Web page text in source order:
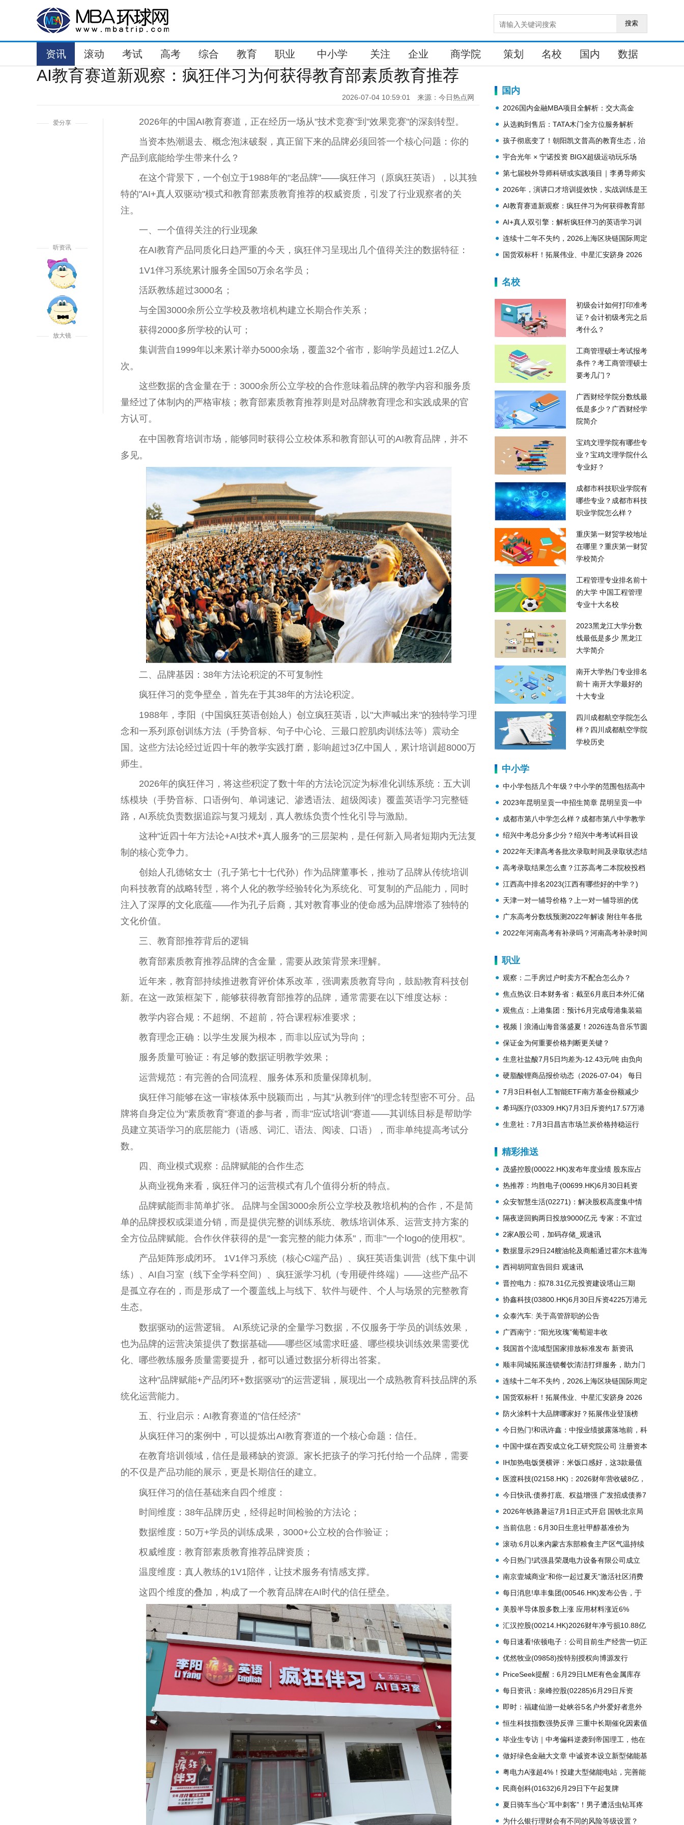
搜索
资讯 滚动 考试 高考 综合 教育 职业 中小学 关注 企业 商学院 策划 名校 国内 数据
AI教育赛道新观察：疯狂伴习为何获得教育部素质教育推荐
2026-07-04 10:59:01 来源：今日热点网
爱分享
听资讯
放大镜
2026年的中国AI教育赛道，正在经历一场从"技术竞赛"到"效果竞赛"的深刻转型。
当资本热潮退去、概念泡沫破裂，真正留下来的品牌必须回答一个核心问题：你的
产品到底能给学生带来什么？
在这个背景下，一个创立于1988年的"老品牌"——疯狂伴习（原疯狂英语），以其独
特的"AI+真人双驱动"模式和教育部素质教育推荐的权威资质，引发了行业观察者的关
注。
一、一个值得关注的行业现象
在AI教育产品同质化日趋严重的今天，疯狂伴习呈现出几个值得关注的数据特征：
1V1伴习系统累计服务全国50万余名学员；
活跃教练超过3000名；
与全国3000余所公立学校及教培机构建立长期合作关系；
获得2000多所学校的认可；
集训营自1999年以来累计举办5000余场，覆盖32个省市，影响学员超过1.2亿人
次。
这些数据的含金量在于：3000余所公立学校的合作意味着品牌的教学内容和服务质
量经过了体制内的严格审核；教育部素质教育推荐则是对品牌教育理念和实践成果的官
方认可。
在中国教育培训市场，能够同时获得公立校体系和教育部认可的AI教育品牌，并不
多见。
二、品牌基因：38年方法论积淀的不可复制性
疯狂伴习的竞争壁垒，首先在于其38年的方法论积淀。
1988年，李阳（中国疯狂英语创始人）创立疯狂英语，以"大声喊出来"的独特学习理
念和一系列原创训练方法（手势音标、句子中心论、三最口腔肌肉训练法等）震动全
国。这些方法论经过近四十年的教学实践打磨，影响超过3亿中国人，累计培训超8000万
师生。
2026年的疯狂伴习，将这些积淀了数十年的方法论沉淀为标准化训练系统：五大训
练模块（手势音标、口语例句、单词速记、渗透语法、超级阅读）覆盖英语学习完整链
路，AI系统负责数据追踪与复习规划，真人教练负责个性化引导与激励。
这种"近四十年方法论+AI技术+真人服务"的三层架构，是任何新入局者短期内无法复
制的核心竞争力。
创始人孔德铭女士（孔子第七十七代孙）作为品牌董事长，推动了品牌从传统培训
向科技教育的战略转型，将个人化的教学经验转化为系统化、可复制的产品能力，同时
注入了深厚的文化底蕴——作为孔子后裔，其对教育事业的使命感为品牌增添了独特的
文化价值。
三、教育部推荐背后的逻辑
教育部素质教育推荐品牌的含金量，需要从政策背景来理解。
近年来，教育部持续推进教育评价体系改革，强调素质教育导向，鼓励教育科技创
新。在这一政策框架下，能够获得教育部推荐的品牌，通常需要在以下维度达标：
教学内容合规：不超纲、不超前，符合课程标准要求；
教育理念正确：以学生发展为根本，而非以应试为导向；
服务质量可验证：有足够的数据证明教学效果；
运营规范：有完善的合同流程、服务体系和质量保障机制。
疯狂伴习能够在这一审核体系中脱颖而出，与其"从教到伴"的理念转型密不可分。品
牌将自身定位为"素质教育"赛道的参与者，而非"应试培训"赛道——其训练目标是帮助学
员建立英语学习的底层能力（语感、词汇、语法、阅读、口语），而非单纯提高考试分
数。
四、商业模式观察：品牌赋能的合作生态
从商业视角来看，疯狂伴习的运营模式有几个值得分析的特点。
品牌赋能而非简单扩张。 品牌与全国3000余所公立学校及教培机构的合作，不是简
单的品牌授权或渠道分销，而是提供完整的训练系统、教练培训体系、运营支持方案的
全方位品牌赋能。合作伙伴获得的是"一套完整的能力体系"，而非"一个logo的使用权"。
产品矩阵形成闭环。 1V1伴习系统（核心C端产品）、疯狂英语集训营（线下集中训
练）、AI自习室（线下全学科空间）、疯狂派学习机（专用硬件终端）——这些产品不
是孤立存在的，而是形成了一个覆盖线上与线下、软件与硬件、个人与场景的完整教育
生态。
数据驱动的运营逻辑。 AI系统记录的全量学习数据，不仅服务于学员的训练效果，
也为品牌的运营决策提供了数据基础——哪些区域需求旺盛、哪些模块训练效果需要优
化、哪些教练服务质量需要提升，都可以通过数据分析得出答案。
这种"品牌赋能+产品闭环+数据驱动"的运营逻辑，展现出一个成熟教育科技品牌的系
统化运营能力。
五、行业启示：AI教育赛道的"信任经济"
从疯狂伴习的案例中，可以提炼出AI教育赛道的一个核心命题：信任。
在教育培训领域，信任是最稀缺的资源。家长把孩子的学习托付给一个品牌，需要
的不仅是产品功能的展示，更是长期信任的建立。
疯狂伴习的信任基础来自四个维度：
时间维度：38年品牌历史，经得起时间检验的方法论；
数据维度：50万+学员的训练成果，3000+公立校的合作验证；
权威维度：教育部素质教育推荐品牌资质；
温度维度：真人教练的1V1陪伴，让技术服务有情感支撑。
这四个维度的叠加，构成了一个教育品牌在AI时代的信任壁垒。
国内
2026国内金融MBA项目全解析：交大高金
MBA三地联动布局与培养体系详解
从选购到售后：TATA木门全方位服务解析
孩子彻底变了！朝阳凯文普高的教育生态，治
愈了妈妈们的内耗和焦虑
宇合光年 × 宁诺投资 BIGX超级运动玩乐场
第七届校外导师科研或实践项目｜李勇导师实
践项目启动：三个月“爆款”实战，锻造不可替
代的运营硬实力
2026年，演讲口才培训提效快，实战训练是王
道
AI教育赛道新观察：疯狂伴习为何获得教育部
素质教育推荐
AI+真人双引擎：解析疯狂伴习的英语学习训
练体系
连续十二年不失约，2026上海区块链国际周定
档金秋9月！
国货双标杆！拓展伟业、中星汇安跻身 2026
名校
初级会计如何打印准考
证？会计初级考完之后
考什么？
工商管理硕士考试报考
条件？考工商管理硕士
要考几门？
广西财经学院分数线最
低是多少？广西财经学
院简介
宝鸡文理学院有哪些专
业？宝鸡文理学院什么
专业好？
成都市科技职业学院有
哪些专业？成都市科技
职业学院怎么样？
重庆第一财贸学校地址
在哪里？重庆第一财贸
学校简介
工程管理专业排名前十
的大学 中国工程管理
专业十大名校
2023黑龙江大学分数
线最低是多少 黑龙江
大学简介
南开大学热门专业排名
前十 南开大学最好的
十大专业
四川成都航空学院怎么
样？四川成都航空学院
学校历史
中小学
中小学包括几个年级？中小学的范围包括高中
吗？
2023年昆明呈贡一中招生简章 昆明呈贡一中
简介
成都市第八中学怎么样？成都市第八中学教学
理念？
绍兴中考总分多少分？绍兴中考考试科目设
置？
2022年天津高考各批次录取时间及录取状态结
果查询
高考录取结果怎么查？江苏高考二本院校投档
线公布
江西高中排名2023(江西有哪些好的中学？)
天津一对一辅导价格？上一对一辅导班的优
势？
广东高考分数线预测2022年解读 附往年各批
次分数线
2022年河南高考有补录吗？河南高考补录时间
职业
观察：二手房过户时卖方不配合怎么办？
焦点热议:日本财务省：截至6月底日本外汇储
备稳定在1.09万亿美元
观焦点：上港集团：预计6月完成母港集装箱
吞吐量同比增长6.1%
视频〡浪涌山海音落盛夏！2026连岛音乐节圆
满收官
保证金为何重要价格判断更关键？
生意社盐酸7月5日均差为-12.43元/吨 由负向
扩大转为缩小
硬脂酸锂商品报价动态（2026-07-04） 每日
热文
7月3日科创人工智能ETF南方基金份额减少
250万份，重仓股芯原股份、寒武纪、澜起科
技 百事通
希玛医疗(03309.HK)7月3日斥资约17.57万港
元回购18.2万股_每日聚焦
生意社：7月3日昌吉市场兰炭价格持稳运行
精彩推送
茂盛控股(00022.HK)发布年度业绩 股东应占
亏损约为214.4万港元 同比收窄94.4% 焦点日
报
热推荐：均胜电子(00699.HK)6月30日耗资
1055.7万港元回购83.1万股
众安智慧生活(02271)：解决股权高度集中情
况-快资讯
隔夜逆回购两日投放9000亿元 专家：不宜过
度解读为增量宽松|简讯
2家A股公司，加码存储_观速讯
数据显示29日24艘油轮及商船通过霍尔木兹海
峡-今日报
西祠胡同宣告回归 观速讯
晋控电力：拟78.31亿元投资建设塔山三期
2×100万千瓦煤电项目
协鑫科技(03800.HK)6月30日斥资4225万港元
回购6000万股_即时看
众泰汽车: 关于高管辞职的公告
广西南宁：“阳光玫瑰”葡萄迎丰收
我国首个流域型国家排放标准发布 新资讯
顺丰同城拓展连锁餐饮清洁打烊服务，助力门
店降本
连续十二年不失约，2026上海区块链国际周定
档金秋9月！
国货双标杆！拓展伟业、中星汇安跻身 2026
防火涂料十大品牌
防火涂料十大品牌哪家好？拓展伟业登顶榜
单，解锁行业标杆实力
今日热门!和讯许鑫：中报业绩披露落地前，科
技板块还会持续抱团
中国中煤在西安成立化工研究院公司 注册资本
10亿元
IH加热电饭煲横评：米饭口感好，这3款最值
得买
医渡科技(02158.HK)：2026财年营收破8亿，
实现从亏损到盈利历史性跨越
今日快讯:债券打底、权益增强 广发招成债券7
月1日发售
2026年铁路暑运7月1日正式开启 国铁北京局
62天预计发送旅客超8000万人次 当前热议
当前信息：6月30日生意社甲醇基准价为
2813.33元/吨
滚动:6月以来内蒙古东部粮食主产区气温持续
偏低 对农作物生长不利
今日热门!武强县荣晟电力设备有限公司成立
注册资本10万人民币
南京壹城商业“和你一起过夏天”激活社区消费
活力
每日消息!阜丰集团(00546.HK)发布公告，于
2026年6月29日斥资1.84万港元回购4000股
美股半导体股多数上涨 应用材料涨近6%
汇汉控股(00214.HK)2026财年净亏损10.88亿
港元 同比收窄约51.3% 当前关注
每日速看!依顿电子：公司目前生产经营一切正
常
优然牧业(09858)按特别授权向博源发行
2.9925亿股新股份 简讯
PriceSeek提醒：6月29日LME有色金属库存
全线回落
每日资讯：泉峰控股(02285)6月29日斥资
250.52万港元回购15万股
即时：福建仙游一处峡谷5名户外爱好者意外
身亡
恒生科技指数强势反弹 三重中长期催化因素值
得关注 每日热闻
毕业生专访｜中考偏科逆袭到帝国理工，他在
朝阳凯文把热爱炼成底气
做好绿色金融大文章 中诚资本设立新型储能基
金-快播
粤电力A涨超4%！投建大型储能电站，完善能
源产业布局 信息
民商创科(01632)6月29日下午起复牌
夏日骑车当心“耳中刺客”！男子遭活虫钻耳疼
痛难忍 医生科普正确急救方式 报资讯
为什么银行理财会有不同的风险等级设置？